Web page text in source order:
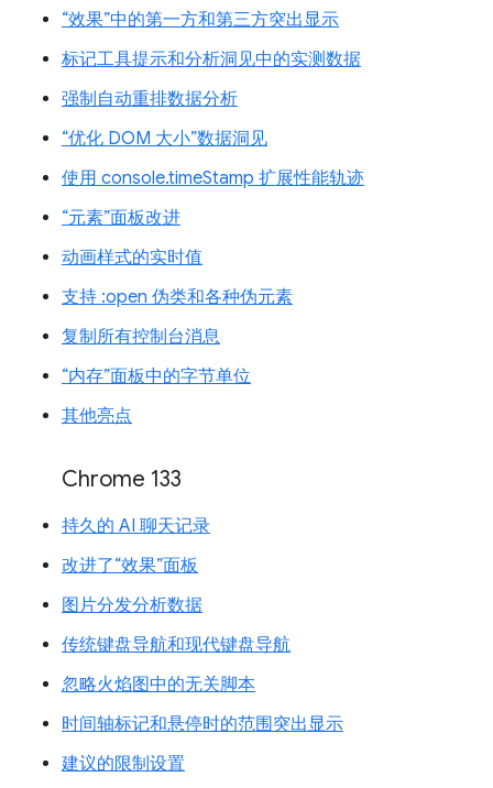
“效果”中的第一方和第三方突出显示
标记工具提示和分析洞见中的实测数据
强制自动重排数据分析
“优化 DOM 大小”数据洞见
使用 console.timeStamp 扩展性能轨迹
“元素”面板改进
动画样式的实时值
支持 :open 伪类和各种伪元素
复制所有控制台消息
“内存”面板中的字节单位
其他亮点
Chrome 133
持久的 AI 聊天记录
改进了“效果”面板
图片分发分析数据
传统键盘导航和现代键盘导航
忽略火焰图中的无关脚本
时间轴标记和悬停时的范围突出显示
建议的限制设置